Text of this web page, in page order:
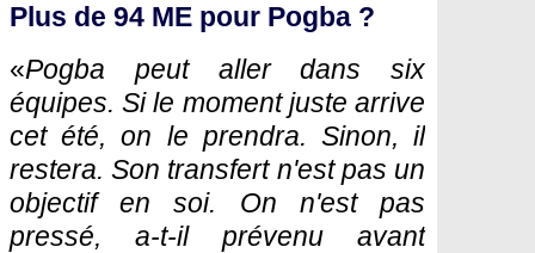
Plus de 94 ME pour Pogba ?
«Pogba peut aller dans six
équipes. Si le moment juste arrive
cet été, on le prendra. Sinon, il
restera. Son transfert n'est pas un
objectif en soi. On n'est pas
pressé, a-t-il prévenu avant